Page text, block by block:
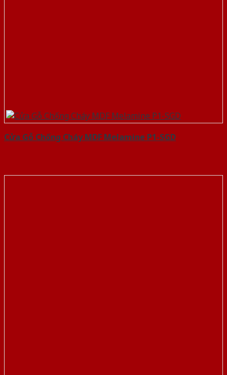
Cửa Gỗ Chống Cháy MDF Melamine P1-SGD